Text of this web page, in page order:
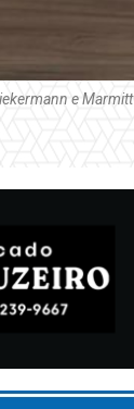
e Marmitt